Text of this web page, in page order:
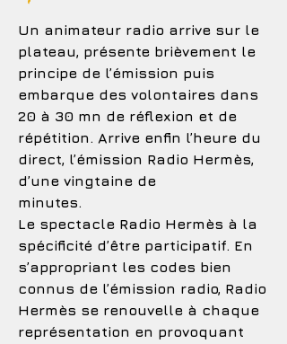
Un animateur radio arrive sur le
plateau, présente brièvement le
principe de l’émission puis
embarque des volontaires dans
20 à 30 mn de réflexion et de
répétition. Arrive enfin l’heure du
direct, l’émission Radio Hermès,
d’une vingtaine de
minutes.
Le spectacle Radio Hermès à la
spécificité d’être participatif. En
s’appropriant les codes bien
connus de l’émission radio, Radio
Hermès se renouvelle à chaque
représentation en provoquant